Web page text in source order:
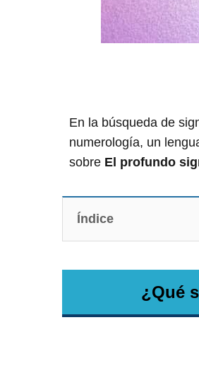
En la búsqueda de
numerología, un
sobre El profundo
Índice
¿Qué